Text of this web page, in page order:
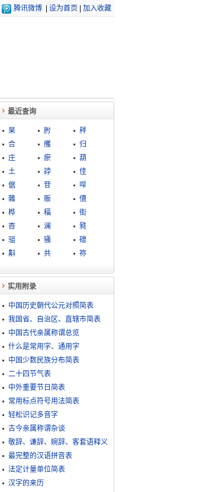
腾讯微博 设为首页 加入收藏
最近查询
杲 肹
秚
合
雘
归
庄
瘀
葫
土
誖
佳
倨
苷
哻
雜
贩
儥
桦
稫
街
杳
澜
甤
驵
骚
磳
斠
共 祢
实用附录
中国历史朝代公元对照简表
我国省、自治区、直辖市简表
中国古代亲属称谓总览
什么是常用字、通用字
中国少数民族分布简表
二十四节气表
中外重要节日简表
常用标点符号用法简表
轻松识记多音字
古今亲属称谓杂谈
敬​辞​、​谦​辞​、​婉​辞​、​客​套​语​释​义
最完整的汉语拼音表
法定计量单位简表
汉字的来历